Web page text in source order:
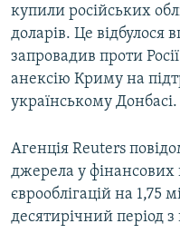
Усі сайти RFE/RL
купили російських
доларів. Це відбулося
запровадив проти
анексію Криму на
українському Донбасі.
Агенція Reuters
джерела у фінансових
єврооблігацій на 1,75
десятирічний період